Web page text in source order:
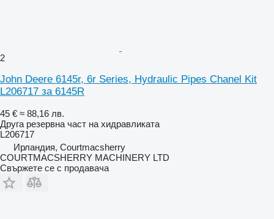
2
John Deere 6145r, 6r Series, Hydraulic Pipes Chanel Kit
L206717 за 6145R
45 € ≈ 88,16 лв.
Друга резервна част на хидравликата
L206717
Ирландия, Courtmacsherry
COURTMACSHERRY MACHINERY LTD
Свържете се с продавача